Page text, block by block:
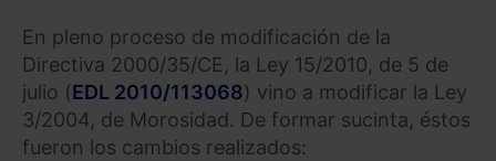
En pleno proceso de modificación de la
Directiva 2000/35/CE, la Ley 15/2010, de 5 de
julio (EDL 2010/113068) vino a modificar la Ley
3/2004, de Morosidad. De formar sucinta, éstos
fueron los cambios realizados: